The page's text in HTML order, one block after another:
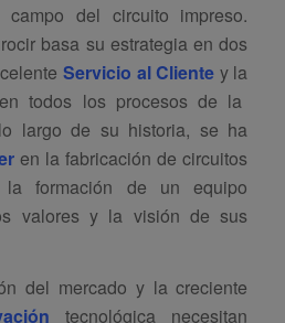
del circuito impreso.
basa su estrategia en dos
Servicio al Cliente y la
todos los procesos de la
largo de su historia, se ha
en la fabricación de circuitos
formación de un equipo
valores y la visión de sus
del mercado y la creciente
tecnológica necesitan